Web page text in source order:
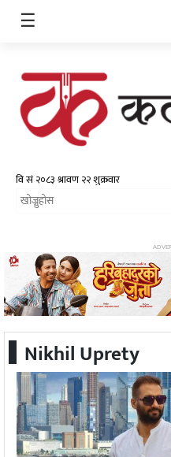
समाचार
भिडियो
फोटो
ग्यालरी
गीत/
सङ्गीत
न्यू
मिडिया
अन्तरवार्ता
☰
Nikhil Uprety